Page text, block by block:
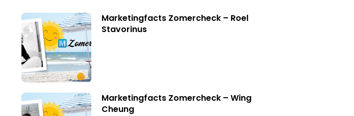
Marketingfacts Zomercheck – Roel
Stavorinus
Marketingfacts Zomercheck – Wing
Cheung